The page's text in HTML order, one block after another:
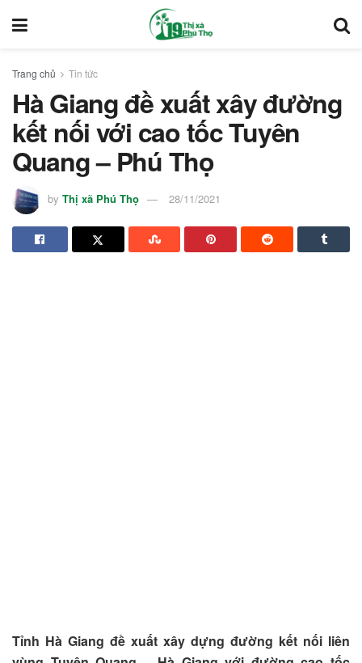
Trang chủ Tin tức
Hà Giang đề xuất xây đường
kết nối với cao tốc Tuyên
Quang – Phú Thọ
by Thị xã Phú Thọ 28/11/2021
Tỉnh Hà Giang đề xuất xây dựng đường kết nối liên